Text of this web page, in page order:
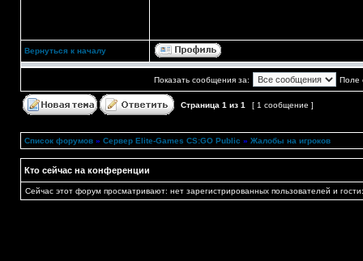
Вернуться к началу
Показать сообщения за: Поле
Страница 1 из 1 [ 1 сообщение ]
Список форумов » Сервер Elite-Games CS:GO Public » Жалобы на игроков
Кто сейчас на конференции
Сейчас этот форум просматривают: нет зарегистрированных пользователей и